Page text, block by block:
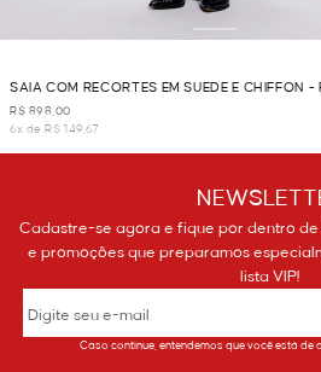
SAIA COM RECORTES EM SUEDE E CHIFFON -
R$ 898,00
6x de R$ 149,67
Cadastre-se agora e fique por dentro
e promoções que preparamos
lista VIP!
Caso continue, entendemos que você está de